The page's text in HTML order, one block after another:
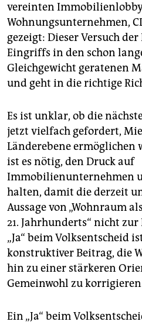
vereinten
Wohnungsunternehmen,
gezeigt: Dieser Versuch
Eingriffs in den schon
Gleichgewicht geratenen
und geht in die richtige
Es ist unklar, ob die
jetzt vielfach gefordert,
Länderebene ermöglichen
ist es nötig, den Druck auf
Immobilienunternehmen
halten, damit die derzeit
Aussage von „Wohnraum als
21. Jahrhunderts“ nicht
„Ja“ beim Volksentscheid
konstruktiver Beitrag, die
hin zu einer stärkeren
Gemeinwohl zu
Ein „Ja“ beim